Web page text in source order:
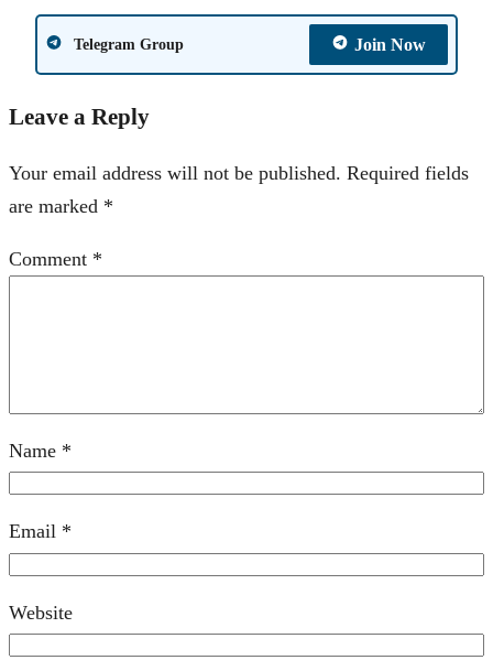
Telegram Group Join Now
Leave a Reply
Your email address will not be published. Required fields
are marked *
Comment *
Name *
Email *
Website